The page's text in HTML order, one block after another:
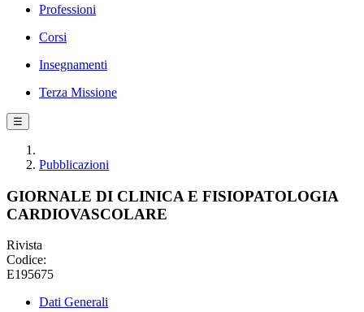
Professioni
Corsi
Insegnamenti
Terza Missione
☰
Pubblicazioni
GIORNALE DI CLINICA E FISIOPATOLOGIA
CARDIOVASCOLARE
Rivista
Codice:
E195675
Dati Generali